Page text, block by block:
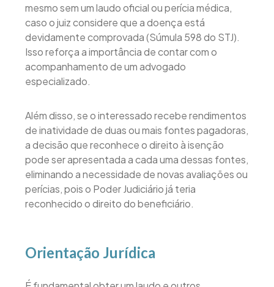
mesmo sem um laudo oficial ou perícia médica,
caso o juiz considere que a doença está
devidamente comprovada (Súmula 598 do STJ).
Isso reforça a importância de contar com o
acompanhamento de um advogado
especializado.
Além disso, se o interessado recebe rendimentos
de inatividade de duas ou mais fontes pagadoras,
a decisão que reconhece o direito à isenção
pode ser apresentada a cada uma dessas fontes,
eliminando a necessidade de novas avaliações ou
perícias, pois o Poder Judiciário já teria
reconhecido o direito do beneficiário.
Orientação Jurídica